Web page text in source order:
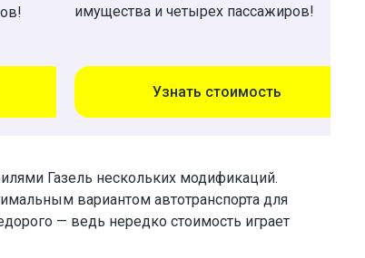
имущества и четырех пассажиров!
Узнать стоимость
Газель нескольких модификаций.
вариантом автотранспорта для
— ведь нередко стоимость играет